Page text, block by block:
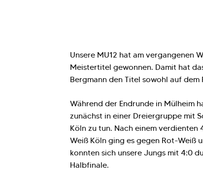
Unsere MU12 hat am vergangenen
Meistertitel gewonnen. Damit hat
Bergmann den Titel sowohl auf
Während der Endrunde in Mülheim
zunächst in einer Dreiergruppe mit
Köln zu tun. Nach einem
Weiß Köln ging es gegen Rot-Weiß
konnten sich unsere Jungs mit 4:0
Halbfinale.